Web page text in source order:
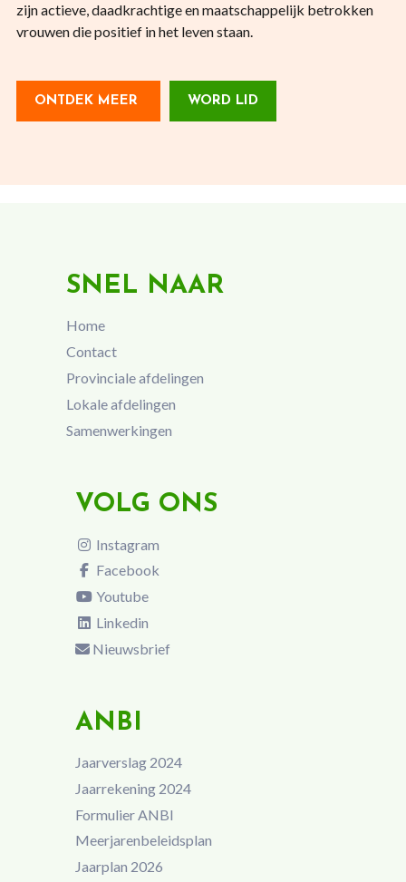
zijn actieve, daadkrachtige en maatschappelijk betrokken
vrouwen die positief in het leven staan.
ONTDEK MEER WORD LID
SNEL NAAR
Home
Contact
Provinciale afdelingen
Lokale afdelingen
Samenwerkingen
VOLG ONS
Instagram
Facebook
Youtube
Linkedin
Nieuwsbrief
ANBI
Jaarverslag 2024
Jaarrekening 2024
Formulier ANBI
Meerjarenbeleidsplan
Jaarplan 2026